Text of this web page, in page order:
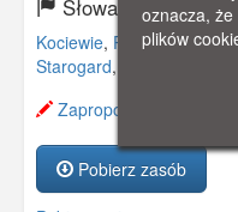
Słowa kluczowe:
Kociewie, Pr. Stargard,
Starogard,
Zaproponuj zmianę
Pobierz zasób
oznacza,
plików